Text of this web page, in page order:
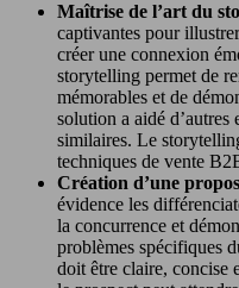
Maîtrise de l’art du
captivantes pour
créer une connexion
storytelling permet de
mémorables et de
solution a aidé d’autres
similaires. Le
techniques de vente
Création d’une
évidence les
la concurrence et
problèmes spécifiques
doit être claire, concise